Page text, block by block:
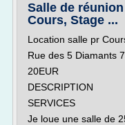
Salle de
Cours, Stage ...
Location salle pr
Rue des 5 Diamants
20EUR
DESCRIPTION
SERVICES
Je loue une salle de